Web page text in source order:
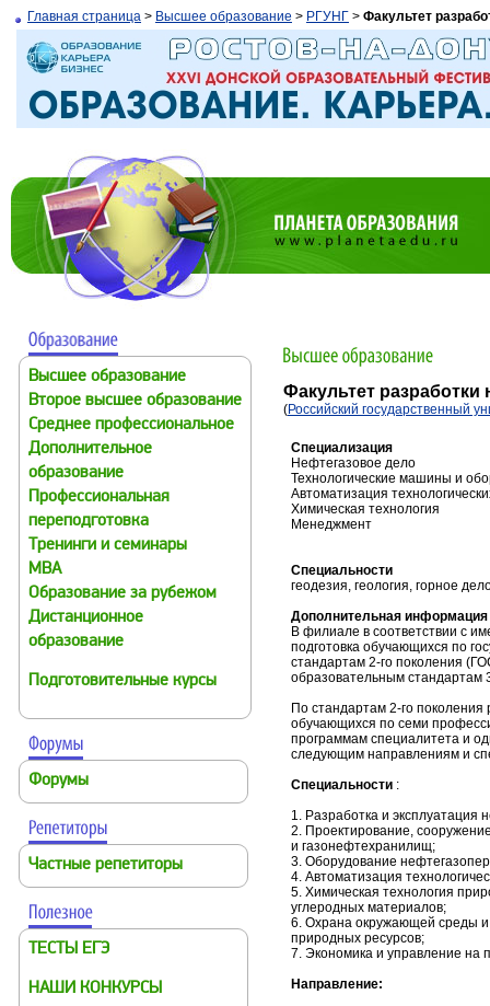
Главная страница > Высшее образование > РГУНГ > Факультет
Высшее образование
Второе высшее образование
Среднее профессиональное
Дополнительное
образование
Профессиональная
переподготовка
Тренинги и семинары
MBA
Образование за рубежом
Дистанционное
образование
Подготовительные курсы
Форумы
Частные репетиторы
ТЕСТЫ ЕГЭ
НАШИ КОНКУРСЫ
Факультет
(Российский государственный
Специализация
Нефтегазовое дело
Технологические машины и
Автоматизация
Химическая технология
Менеджмент
Специальности
геодезия, геология, горное
Дополнительная информация
В филиале в соответствии с
подготовка обучающихся по
стандартам 2-го поколения
образовательным стандартам
По стандартам 2-го поколения
обучающихся по семи
программам специалитета и
следующим направлениям и
Специальности :
1. Разработка и
2. Проектирование,
и газонефтехранилищ;
3. Оборудование
4. Автоматизация
5. Химическая технология
углеродных материалов;
6. Охрана окружающей среды
природных ресурсов;
7. Экономика и управление на
Направление: